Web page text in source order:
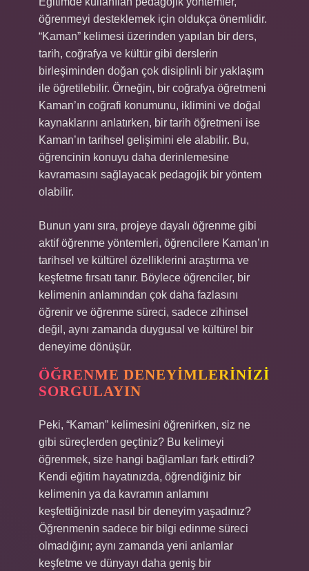
öğrenmeyi desteklemek için oldukça önemlidir.
“Kaman” kelimesi üzerinden yapılan bir ders,
tarih, coğrafya ve kültür gibi derslerin
birleşiminden doğan çok disiplinli bir yaklaşım
ile öğretilebilir. Örneğin, bir coğrafya öğretmeni
Kaman’ın coğrafi konumunu, iklimini ve doğal
kaynaklarını anlatırken, bir tarih öğretmeni ise
Kaman’ın tarihsel gelişimini ele alabilir. Bu,
öğrencinin konuyu daha derinlemesine
kavramasını sağlayacak pedagojik bir yöntem
olabilir.
Bunun yanı sıra, projeye dayalı öğrenme gibi
aktif öğrenme yöntemleri, öğrencilere Kaman’ın
tarihsel ve kültürel özelliklerini araştırma ve
keşfetme fırsatı tanır. Böylece öğrenciler, bir
kelimenin anlamından çok daha fazlasını
öğrenir ve öğrenme süreci, sadece zihinsel
değil, aynı zamanda duygusal ve kültürel bir
deneyime dönüşür.
ÖĞRENME DENEYIMLERINIZI
SORGULAYIN
Peki, “Kaman” kelimesini öğrenirken, siz ne
gibi süreçlerden geçtiniz? Bu kelimeyi
öğrenmek, size hangi bağlamları fark ettirdi?
Kendi eğitim hayatınızda, öğrendiğiniz bir
kelimenin ya da kavramın anlamını
keşfettiğinizde nasıl bir deneyim yaşadınız?
Öğrenmenin sadece bir bilgi edinme süreci
olmadığını; aynı zamanda yeni anlamlar
keşfetme ve dünyayı daha geniş bir